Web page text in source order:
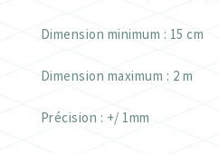
Dimension minimum : 15 cm
Dimension maximum : 2 m
Précision : +/ 1mm